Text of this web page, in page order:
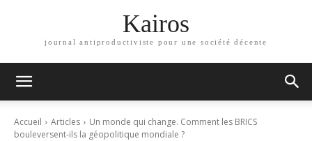
Kairos
journal antiproductiviste pour une société décente
Accueil Articles
Un monde qui change. Comment les BRICS
bouleversent-ils la géopolitique mondiale ?